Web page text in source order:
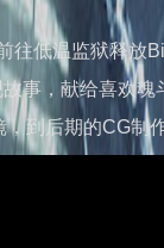
往低温监狱释
事，献给喜欢
到后期的CG制